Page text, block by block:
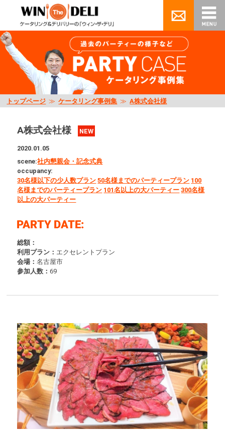
トップページ ≫ケータリング事例集 ≫A株式会社様
A株式会社様 NEW
2020.01.05
scene:社内懇親会・記念式典
occupancy:
30名様以下の少人数プラン 50名様までのパーティープラン 100
名様までのパーティープラン 101名以上の大パーティー 300名様
以上の大パーティー
総額：
利用プラン： エクセレントプラン
会場：名古屋市
参加人数：69